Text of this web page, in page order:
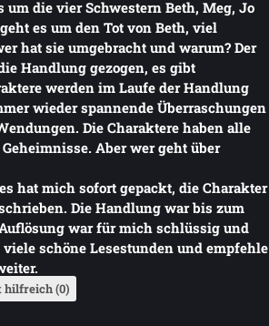
um die vier Schwestern Beth, Meg, Jo
es um den Tot von Beth, viel
hat sie umgebracht und warum? Der
Handlung gezogen, es gibt
werden im Laufe der Handlung
wieder spannende Überraschungen
Die Charaktere haben alle
Aber wer geht über
hat mich sofort gepackt, die Charakter
Die Handlung war bis zum
war für mich schlüssig und
schöne Lesestunden und empfehle
hilfreich (0)